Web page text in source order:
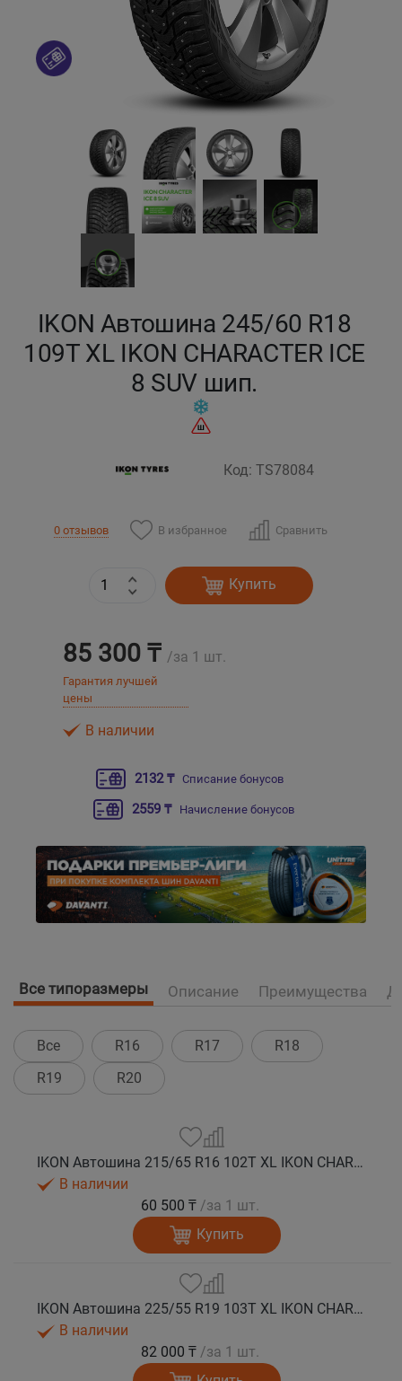
IKON Автошина 245/60 R18
109T XL IKON CHARACTER ICE
8 SUV шип.
Код: TS78084
0 отзывов В избранное Сравнить
Купить
85 300 ₸ /за 1 шт.
Гарантия лучшей
цены
В наличии
2132 ₸ Списание бонусов
2559 ₸ Начисление бонусов
Все типоразмеры Описание Преимущества
Все R16 R17
R18
R19
R20
IKON Автошина 215/65 R16 102T XL IKON CHARACTER ICE 8 SUV шип.
В наличии
60 500 ₸ /за 1 шт.
Купить
IKON Автошина 225/55 R19 103T XL IKON CHARACTER ICE 8 SUV шип.
В наличии
82 000 ₸ /за 1 шт.
Костанай
Петропавловск
Тараз
Шымкент